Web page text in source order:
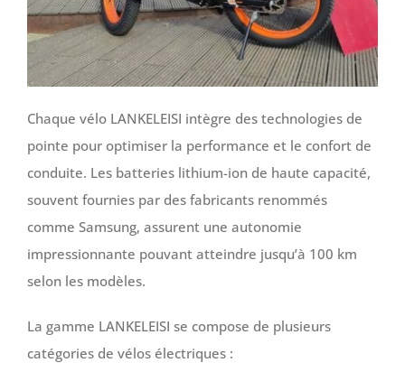
Chaque vélo LANKELEISI intègre des technologies de
pointe pour optimiser la performance et le confort de
conduite. Les batteries lithium-ion de haute capacité,
souvent fournies par des fabricants renommés
comme Samsung, assurent une autonomie
impressionnante pouvant atteindre jusqu’à 100 km
selon les modèles.
La gamme LANKELEISI se compose de plusieurs
catégories de vélos électriques :